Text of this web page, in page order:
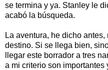
se termina y ya. Stanley le
acabó la búsqueda.
La aventura, he dicho
destino. Si se llega bien,
llegar este borrador a tres
a mi criterio son